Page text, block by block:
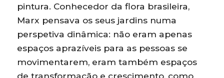
pintura. Conhecedor da flora brasileira,
Marx pensava os seus jardins numa
perspetiva dinâmica: não eram apenas
espaços aprazíveis para as pessoas se
movimentarem, eram também espaços
de transformação e crescimento, como